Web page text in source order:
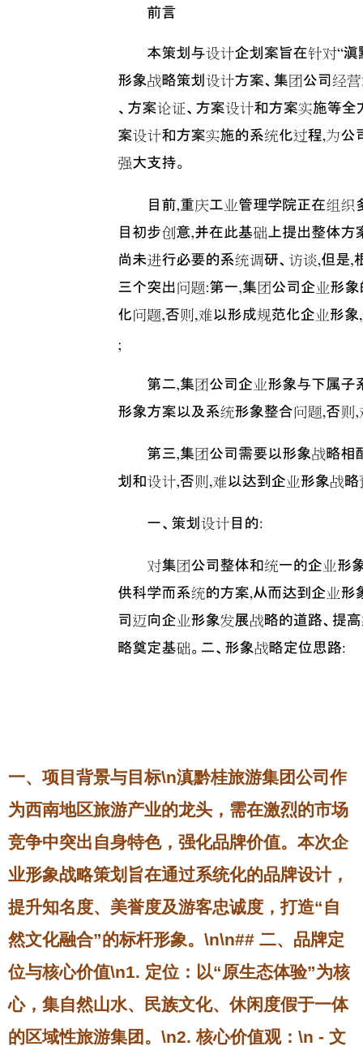
一、项目背景与目标\n滇黔桂旅游集团公司作
为西南地区旅游产业的龙头，需在激烈的市场
竞争中突出自身特色，强化品牌价值。本次企
业形象战略策划旨在通过系统化的品牌设计，
提升知名度、美誉度及游客忠诚度，打造“自
然文化融合”的标杆形象。\n\n## 二、品牌定
位与核心价值\n1. 定位 ：以“原生态体验”为核
心，集自然山水、民族文化、休闲度假于一体
的区域性旅游集团。\n2.核心价值观：\n - 文